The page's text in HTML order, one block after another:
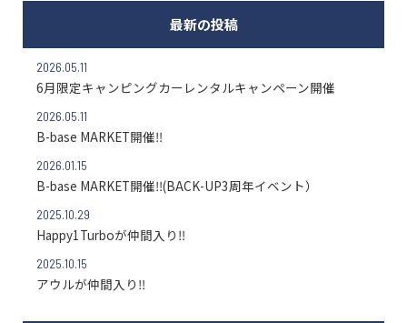
最新の投稿
2026.05.11
6月限定キャンピングカーレンタルキャンペーン開催
2026.05.11
B-base MARKET開催‼
2026.01.15
B-base MARKET開催‼(BACK-UP3周年イベント）
2025.10.29
Happy1Turboが仲間入り‼
2025.10.15
アウルが仲間入り‼